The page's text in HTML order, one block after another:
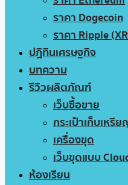
ราคา Dogecoin
ราคา Ripple
ปฏิทินเศรษฐกิจ
บทความ
รีวิวผลิตภัณฑ์
เว็บซื้อขาย
กระเป๋าเก็บเหรี
เครื่องขุด
เว็บขุดแบบ
ห้องเรียน